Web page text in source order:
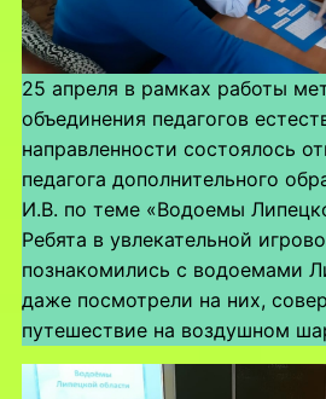
25 апреля в рамках работы
объединения педагогов
направленности состоялось
педагога дополнительного
И.В. по теме «Водоемы
Ребята в увлекательной
познакомились с водоемами
даже посмотрели на них,
путешествие на воздушном